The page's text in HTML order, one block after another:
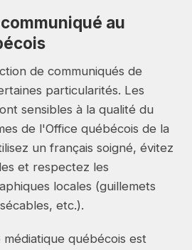
au
de communiqués de
particularités. Les
sensibles à la qualité du
de l'Office québécois de la
un français soigné, évitez
et respectez les
locales (guillemets
etc.).
québécois est